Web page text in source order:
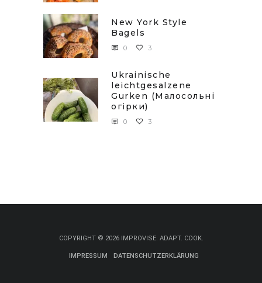
New York Style
Bagels
0 3
Ukrainische
leichtgesalzene
Gurken (Малосольні
огірки)
0 3
COPYRIGHT © 2026 IMPROVISE. ADAPT. COOK.
IMPRESSUM DATENSCHUTZERKLÄRUNG